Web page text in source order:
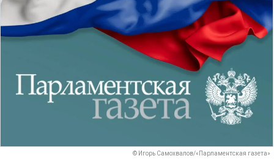
© Игорь Самохвалов/«Парламентская газета»